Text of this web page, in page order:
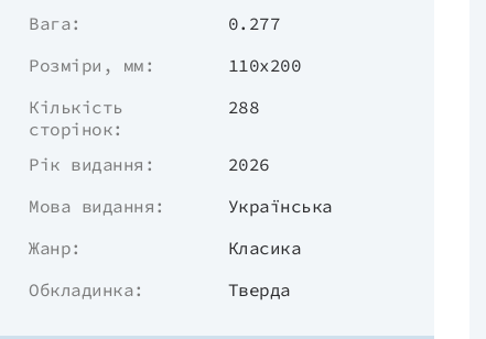
Вага:
0.277
Розміри, мм:
110х200
Кількість
сторінок:
288
Рік видання:
2026
Мова видання:
Українська
Жанр:
Класика
Обкладинка:
Тверда